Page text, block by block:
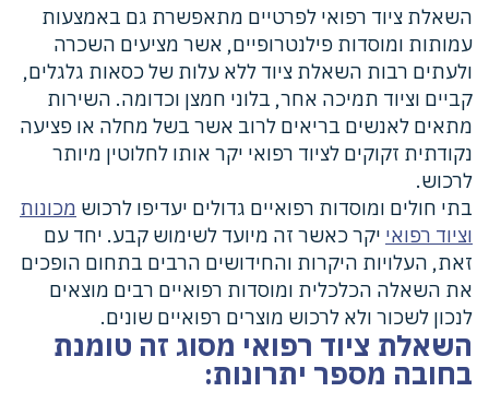
השאלת ציוד רפואי לפרטיים מתאפשרת גם באמצעות
עמותות ומוסדות פילנטרופיים, אשר מציעים השכרה
ולעתים רבות השאלת ציוד ללא עלות של כסאות גלגלים,
קביים וציוד תמיכה אחר, בלוני חמצן וכדומה. השירות
מתאים לאנשים בריאים לרוב אשר בשל מחלה או פציעה
נקודתית זקוקים לציוד רפואי יקר אותו לחלוטין מיותר
לרכוש.
בתי חולים ומוסדות רפואיים גדולים יעדיפו לרכוש מכונות
וציוד רפואי יקר כאשר זה מיועד לשימוש קבע. יחד עם
זאת, העלויות היקרות והחידושים הרבים בתחום הופכים
את השאלה הכלכלית ומוסדות רפואיים רבים מוצאים
לנכון לשכור ולא לרכוש מוצרים רפואיים שונים.
השאלת ציוד רפואי מסוג זה טומנת
בחובה מספר יתרונות: